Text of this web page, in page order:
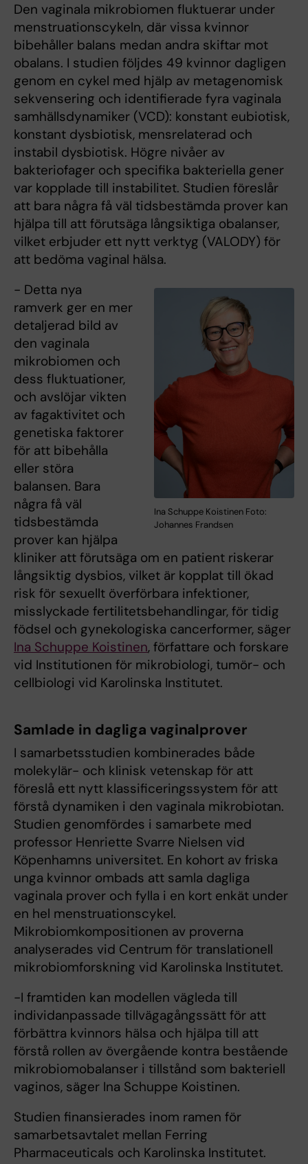
Den vaginala mikrobiomen fluktuerar under
menstruationscykeln, där vissa kvinnor
bibehåller balans medan andra skiftar mot
obalans. I studien följdes 49 kvinnor dagligen
genom en cykel med hjälp av metagenomisk
sekvensering och identifierade fyra vaginala
samhällsdynamiker (VCD): konstant eubiotisk,
konstant dysbiotisk, mensrelaterad och
instabil dysbiotisk. Högre nivåer av
bakteriofager och specifika bakteriella gener
var kopplade till instabilitet. Studien föreslår
att bara några få väl tidsbestämda prover kan
hjälpa till att förutsäga långsiktiga obalanser,
vilket erbjuder ett nytt verktyg (VALODY) för
att bedöma vaginal hälsa.
Ina Schuppe Koistinen Foto:
Johannes Frandsen
- Detta nya
ramverk ger en mer
detaljerad bild av
den vaginala
mikrobiomen och
dess fluktuationer,
och avslöjar vikten
av fagaktivitet och
genetiska faktorer
för att bibehålla
eller störa
balansen. Bara
några få väl
tidsbestämda
prover kan hjälpa
kliniker att förutsäga om en patient riskerar
långsiktig dysbios, vilket är kopplat till ökad
risk för sexuellt överförbara infektioner,
misslyckade fertilitetsbehandlingar, för tidig
födsel och gynekologiska cancerformer, säger
Ina Schuppe Koistinen, författare och forskare
vid Institutionen för mikrobiologi, tumör- och
cellbiologi vid Karolinska Institutet.
Samlade in dagliga vaginalprover
I samarbetsstudien kombinerades både
molekylär- och klinisk vetenskap för att
föreslå ett nytt klassificeringssystem för att
förstå dynamiken i den vaginala mikrobiotan.
Studien genomfördes i samarbete med
professor Henriette Svarre Nielsen vid
Köpenhamns universitet. En kohort av friska
unga kvinnor ombads att samla dagliga
vaginala prover och fylla i en kort enkät under
en hel menstruationscykel.
Mikrobiomkompositionen av proverna
analyserades vid Centrum för translationell
mikrobiomforskning vid Karolinska Institutet.
-I framtiden kan modellen vägleda till
individanpassade tillvägagångssätt för att
förbättra kvinnors hälsa och hjälpa till att
förstå rollen av övergående kontra bestående
mikrobiomobalanser i tillstånd som bakteriell
vaginos, säger Ina Schuppe Koistinen.
Studien finansierades inom ramen för
samarbetsavtalet mellan Ferring
Pharmaceuticals och Karolinska Institutet.